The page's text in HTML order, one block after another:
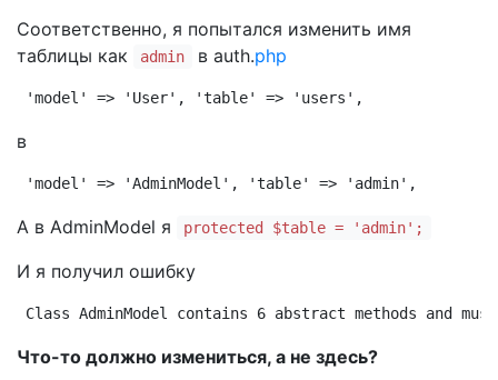
Соответственно, я попытался изменить имя
таблицы как
admin в auth.php
'model' => 'User', 'table' => 'users',
в
'model' => 'AdminModel', 'table' => 'admin',
А в AdminModel я protected $table = 'admin';
И я получил ошибку
Class AdminModel contains 6 abstract methods and
Что-то должно измениться, а не здесь?